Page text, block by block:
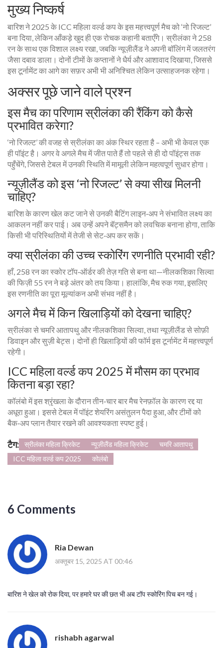
मुख्य निष्कर्ष
बारिश ने 2025 के ICC महिला वर्ल्ड कप के इस महत्त्वपूर्ण मैच को ‘नो रिजल्ट’
बना दिया, लेकिन आँकड़े खुद ही एक रोचक कहानी बताएँगे। स्रीलंका ने 258
रन के साथ एक विशाल लक्ष्य रखा, जबकि न्यूज़ीलैंड ने अपनी बॉलिंग में जलतरंग
जैसा दबाव डाला। दोनों टीमों के कप्तानों ने धैर्य और आशावाद दिखाया, जिससे
इस टूर्नामेंट का आगे का सफ़र अभी भी अनिश्चित लेकिन उत्साहजनक रहेगा।
अक्सर पूछे जाने वाले प्रश्न
इस मैच का परिणाम स्रीलंका की रैंकिंग को कैसे
प्रभावित करेगा?
‘नो रिजल्ट’ की वजह से स्रीलंका का अंक स्थिर रहता है – अभी भी केवल एक
ही पॉइंट है। अगर वे अगले मैच में जीत पाते हैं तो पहले से ही दो पॉइंट्स तक
पहुँचेंगे, जिससे टेबल में उनकी स्थिति में मामूली लेकिन महत्वपूर्ण सुधार होगा।
न्यूज़ीलैंड को इस ‘नो रिजल्ट’ से क्या सीख मिलनी
चाहिए?
बारिश के कारण खेल कट जाने से उनकी बैटिंग लाइन‑अप ने संभावित लक्ष्य का
आकलन नहीं कर पाई। अब उन्हें अपने बॅट्समैन को लवचिक बनाना होगा, ताकि
किसी भी परिस्थितियों में तेजी से सेट‑अप कर सकें।
क्या स्रीलंका की उच्च स्कोरिंग रणनीति प्रभावी रही?
हाँ, 258 रन का स्कोर टॉप‑ऑर्डर की तेज़ गति से बना था—नीलकशिका सिल्वा
की फिज़ी 55 रन ने बड़े अंतर को तय किया। हालांकि, मैच रुक गया, इसलिए
इस रणनीति का पूरा मूल्यांकन अभी संभव नहीं है।
अगले मैच में किन खिलाड़ियों को देखना चाहिए?
स्रीलंका से चमरि आतापथु और नीलकशिका सिल्वा, तथा न्यूज़ीलैंड से सोफ़ी
डिवाइन और सुज़ी बेट्स। दोनों ही खिलाड़ियों की फॉर्म इस टूर्नामेंट में महत्त्वपूर्ण
रहेगी।
ICC महिला वर्ल्ड कप 2025 में मौसम का प्रभाव
कितना बड़ा रहा?
कॉलंबो में इस श्रृंखला के दौरान तीन‑चार बार मैच रेनफ़ॉल के कारण रद्द या
अधूरा हुआ। इससे टेबल में पॉइंट शेयरिंग असंतुलन पैदा हुआ, और टीमों को
बैक‑अप प्लान तैयार रखने की आवश्यकता स्पष्ट हुई।
टैग: स्रीलंका महिला क्रिकेट न्यूज़ीलैंड महिला क्रिकेट
चमरि आतापथु
ICC महिला वर्ल्ड कप 2025
कोलंबो
6 Comments
Ria Dewan
अक्तूबर 15, 2025 AT 00:46
बारिश ने खेल को रोक दिया, पर हमारे घर की छत भी अब टॉप स्कोरिंग पिच बन गई।
rishabh agarwal